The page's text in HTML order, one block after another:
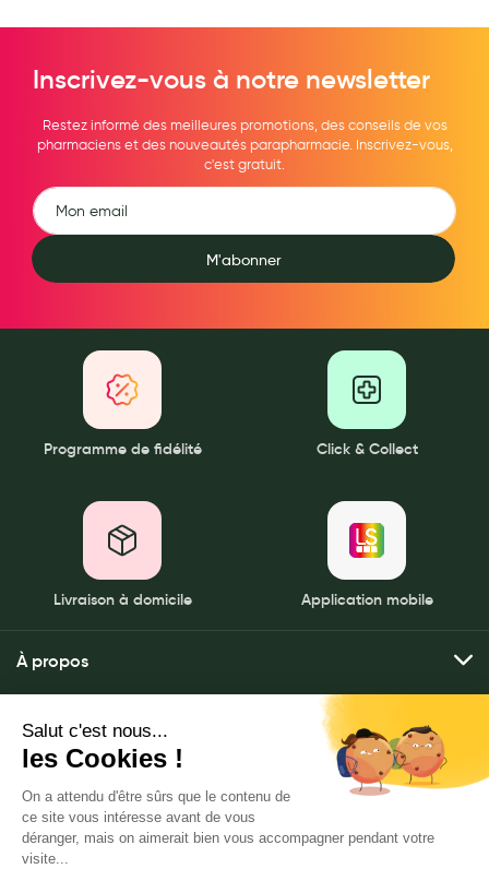
Inscrivez-vous à notre newsletter
Restez informé des meilleures promotions, des conseils de vos
pharmaciens et des nouveautés parapharmacie. Inscrivez-vous,
c'est gratuit.
M'abonner
Programme de fidélité Click & Collect
Livraison à domicile Application mobile
À propos
Qui sommes-nous ?
Nos pharmacies
Mentions légales
Politique de gestion des données personnelles
CGU
Mes services
Envoyer mes ordonnances
Commander mes produits
Livraison à domicile
Click & rendez-vous
LeaderSanté, 82 bis rue Thiers
92100 Boulogne-Billancourt